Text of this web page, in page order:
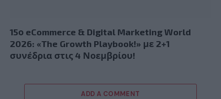
15ο eCommerce & Digital Marketing World
2026: «The Growth Playbook!» με 2+1
συνέδρια στις 4 Νοεμβρίου!
ADD A COMMENT